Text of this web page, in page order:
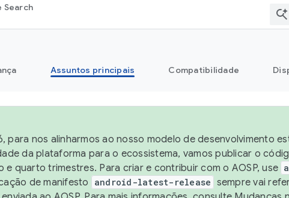
Search
Assuntos principais Compatibilidade
para nos alinharmos ao nosso modelo de desenvolvimento
da plataforma para o ecossistema, vamos publicar o
e quarto trimestres. Para criar e contribuir com o AOSP, use
de manifesto
android-latest-release sempre vai